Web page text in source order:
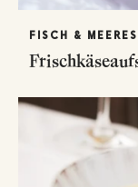
FISCH &